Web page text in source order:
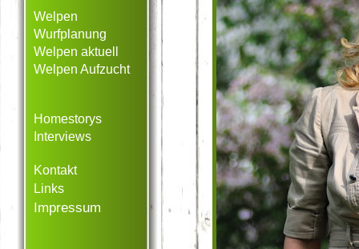
Welpen
Wurfplanung
Welpen aktuell
Welpen Aufzucht
Homestorys
Interviews
Kontakt
Links
Impressum